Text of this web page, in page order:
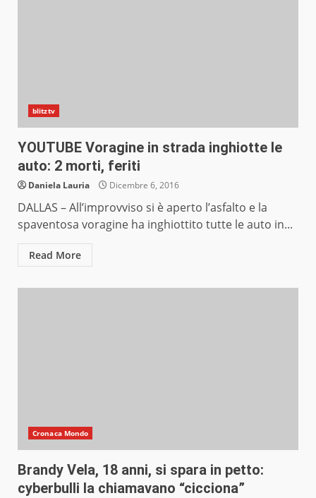
blitztv
YOUTUBE Voragine in strada inghiotte le
auto: 2 morti, feriti
Daniela Lauria Dicembre 6, 2016
DALLAS – All’improvviso si è aperto l’asfalto e la
spaventosa voragine ha inghiottito tutte le auto in...
Read More
Cronaca Mondo
Brandy Vela, 18 anni, si spara in petto:
cyberbulli la chiamavano “cicciona”